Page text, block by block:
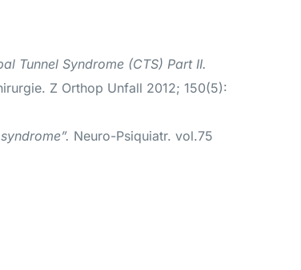
Tunnel Syndrome (CTS) Part II.
Z Orthop Unfall 2012; 150(5):
Neuro-Psiquiatr. vol.75